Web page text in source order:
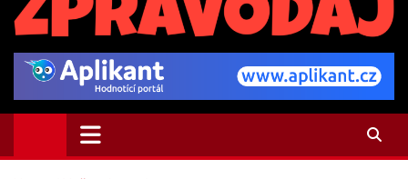
INFO-ZPRAVODAJ.CZ
Zpravodajství | Press | Tiskové zprávy